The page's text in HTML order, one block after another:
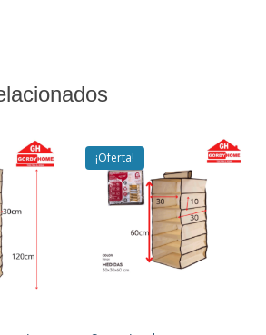
¡Oferta!